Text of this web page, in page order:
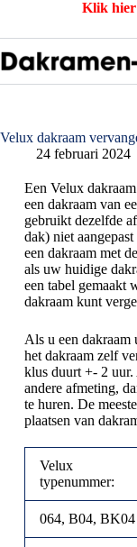
Klik hier
Velux dakraam
24 februari 2024
Een Velux
een dakraam van
gebruikt dezelfde
dak) niet
een dakraam met
als uw huidige
een tabel gemaakt
dakraam kunt
Als u een dakraam
het dakraam zelf
klus duurt +- 2 uur.
andere afmeting,
te huren. De
plaatsen van
Velux
typenummer:
064, B04, BK04